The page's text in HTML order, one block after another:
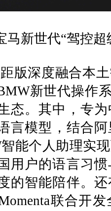
马新世代“驾控超
版深度融合本
新世代操作
态。其中， 专
言模型，结合
智能个人助理实
用户的语言习
的智能陪伴。 还
联合开发